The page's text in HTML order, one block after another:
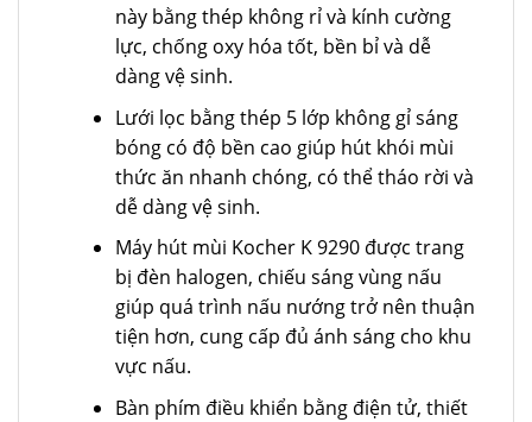
này bằng thép không rỉ và kính cường
lực, chống oxy hóa tốt, bền bỉ và dễ
dàng vệ sinh.
Lưới lọc bằng thép 5 lớp không gỉ sáng
bóng có độ bền cao giúp hút khói mùi
thức ăn nhanh chóng, có thể tháo rời và
dễ dàng vệ sinh.
Máy hút mùi Kocher K 9290 được trang
bị đèn halogen, chiếu sáng vùng nấu
giúp quá trình nấu nướng trở nên thuận
tiện hơn, cung cấp đủ ánh sáng cho khu
vực nấu.
Bàn phím điều khiển bằng điện tử, thiết